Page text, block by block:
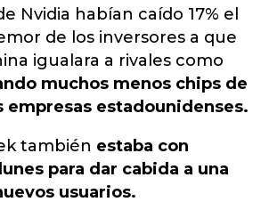
Nvidia habían caído 17% el
de los inversores a que
igualara a rivales como
muchos menos chips de
empresas estadounidenses.
también estaba con
para dar cabida a una
usuarios.